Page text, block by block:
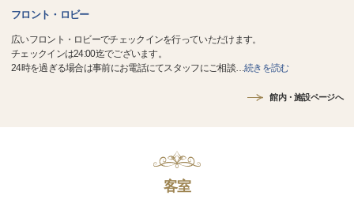
フロント・ロビー
広いフロント・ロビーでチェックインを行っていただけます。
チェックインは24:00迄でございます。
24時を過ぎる場合は事前にお電話にてスタッフにご相談…続きを読む
館内・施設ページへ
客室